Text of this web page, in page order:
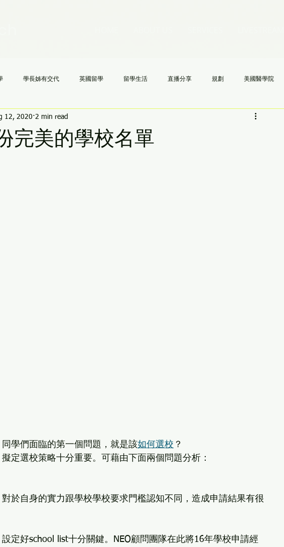
學長姊有交代 英國留學 留學生活 直播分享 規劃 美國醫學院
NCAA 文理學院 《Audrey 老師的八分鐘家長答疑》
完美的學校名單
12, 2020 2 min read
學們面臨的第一個問題，就是該如何選校 ？
定選校策略十分重要。可藉由下面兩個問題分析：
於自身的實力跟學校學校要求門檻認知不同，造成申請結果有很
定好school list十分關鍵。NEO顧問團隊在此將16年學校申請經